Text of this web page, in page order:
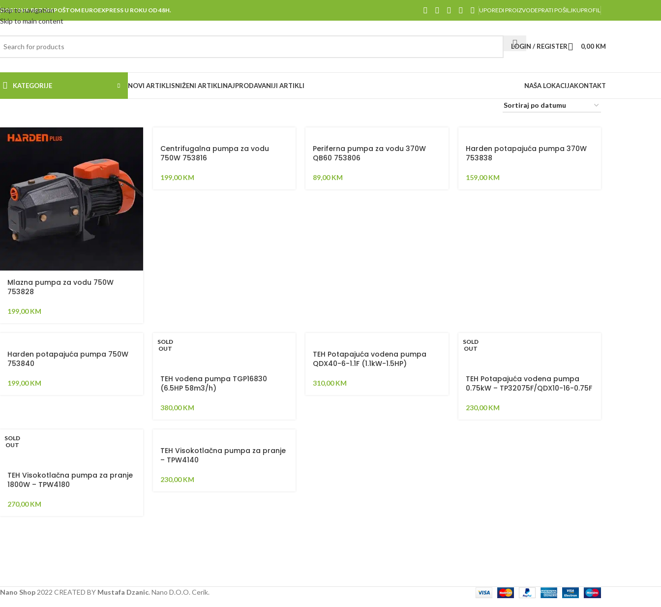
Skip to navigation
Skip to main content
DOSTAVA BRZOM POŠTOM EUROEXPRESS U ROKU OD 48H. UPOREDI PROIZVODEPRATI POŠILJKUPROFIL
LOGIN / REGISTER 0,00 KM
KATEGORIJE NOVI ARTIKLISNIŽENI ARTIKLINAJPRODAVANIJI ARTIKLI NAŠA LOKACIJAKONTAKT
Mlazna pumpa za vodu 750W
753828
199,00KM
Centrifugalna pumpa za vodu
750W 753816
199,00KM
Periferna pumpa za vodu 370W
QB60 753806
89,00KM
Harden potapajuća pumpa 370W
753838
159,00KM
Harden potapajuća pumpa 750W
753840
199,00KM
SOLD
OUT
TEH vodena pumpa TGP16830
(6.5HP 58m3/h)
380,00KM
TEH Potapajuća vodena pumpa
QDX40-6-1.1F (1.1kW-1.5HP)
310,00KM
SOLD
OUT
TEH Potapajuća vodena pumpa
0.75kW – TP32075F/QDX10-16-0.75F
230,00KM
SOLD
OUT
TEH Visokotlačna pumpa za pranje
1800W – TPW4180
270,00KM
TEH Visokotlačna pumpa za pranje
– TPW4140
230,00KM
Nano Shop 2022 CREATED BY Mustafa Dzanic. Nano D.O.O. Cerik.